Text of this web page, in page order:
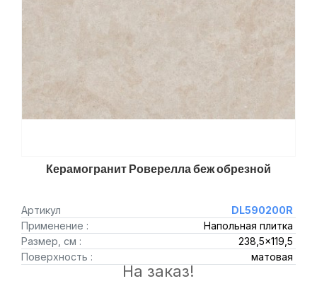
Керамогранит Роверелла беж обрезной
Артикул
DL590200R
Применение :
Напольная плитка
Размер, см :
238,5x119,5
Поверхность :
матовая
На заказ!